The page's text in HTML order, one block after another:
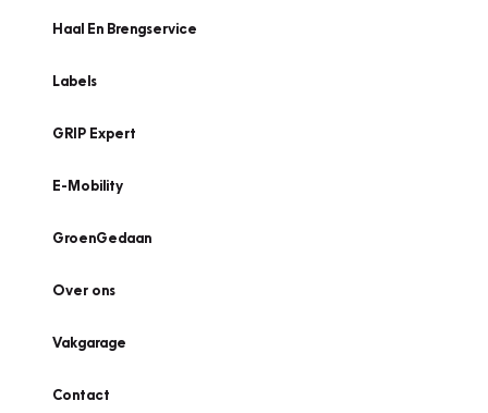
Haal En Brengservice
Labels
GRIP Expert
E-Mobility
GroenGedaan
Over ons
Vakgarage
Contact